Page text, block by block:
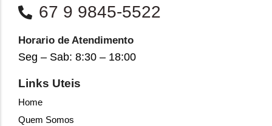
67 9 9845-5522
Horario de Atendimento
Seg – Sab: 8:30 – 18:00
Links Uteis
Home
Quem Somos